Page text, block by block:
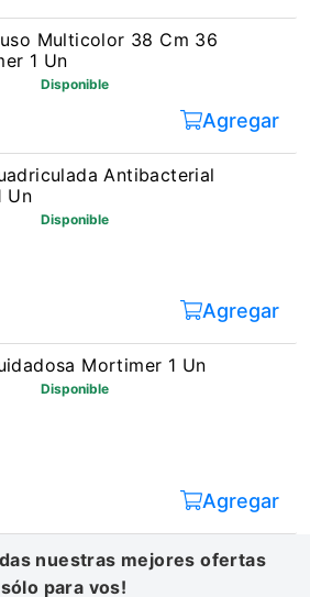
Multicolor 38 Cm 36
1 Un
Disponible
Agregar
Antibacterial
Un
Disponible
Agregar
Mortimer 1 Un
Disponible
Agregar
nuestras mejores ofertas
sólo para vos!